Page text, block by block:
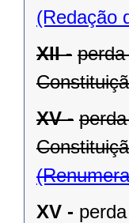
(Redação
XII -
XV -
XV -